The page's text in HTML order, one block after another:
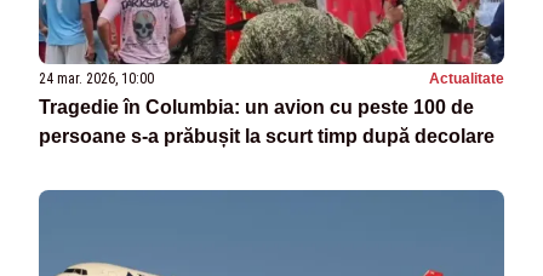
24 mar. 2026, 10:00 Actualitate
Tragedie în Columbia: un avion cu peste 100 de
persoane s-a prăbușit la scurt timp după decolare